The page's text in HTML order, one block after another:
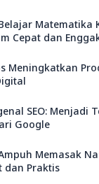
Matematika
Cepat dan
Meningkatkan
SEO: Menjadi
Google
Memasak
dan Praktis